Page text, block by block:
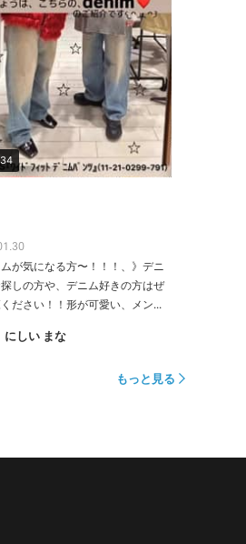
ムが気になる方〜！！！、》デニ
しの方や、デニム好きの方はぜ
ださい！！形が可愛い、メン...
にしい まな
もっと見る